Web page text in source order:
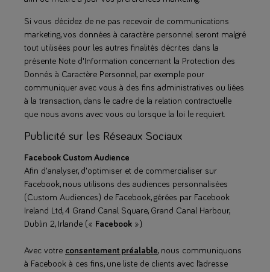
Si vous décidez de ne pas recevoir de communications
marketing, vos données à caractère personnel seront malgré
tout utilisées pour les autres finalités décrites dans la
présente Note d'Information concernant la Protection des
Donnés à Caractère Personnel, par exemple pour
communiquer avec vous à des fins administratives ou liées
à la transaction, dans le cadre de la relation contractuelle
que nous avons avec vous ou lorsque la loi le requiert.
Publicité sur les Réseaux Sociaux
Facebook Custom Audience
Afin d'analyser, d'optimiser et de commercialiser sur
Facebook, nous utilisons des audiences personnalisées
(Custom Audiences) de Facebook, gérées par Facebook
Ireland Ltd, 4 Grand Canal Square, Grand Canal Harbour,
Dublin 2, Irlande (« Facebook »).
Avec votre consentement préalable, nous communiquons
à Facebook à ces fins, une liste de clients avec l’adresse